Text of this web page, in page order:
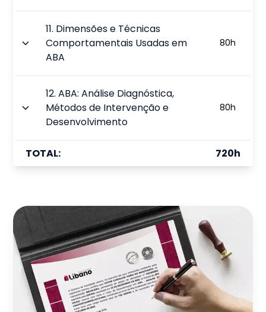
11. Dimensões e Técnicas
Comportamentais Usadas em
ABA
80h
12.ABA: Análise Diagnóstica,
Métodos de Intervenção e
Desenvolvimento
80h
TOTAL: 720h